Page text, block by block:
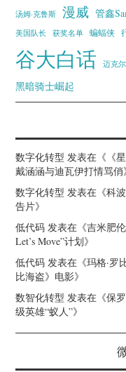
汤姆·克鲁斯 漫威 管鑫
美国队长
获奖名单 蝙蝠侠
谷大白话 迈克
黑暗骑士崛起
数字化转型 发表在《 《
戴涵涵与迪瓦伊打情骂俏
数字化转型 发表在《科
告片》
低代码 发表在《吉米肥
Let’s Move”计划》
低代码 发表在《玛格·罗
比海盗》电影》
数智化转型 发表在《保
级英雄“蚁人”》